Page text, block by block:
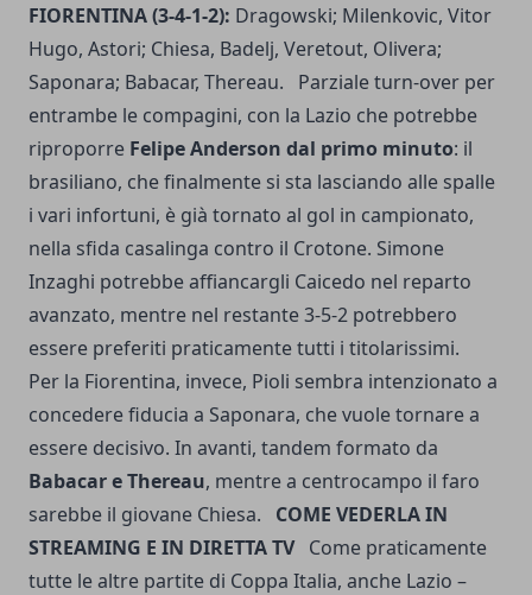
FIORENTINA (3-4-1-2): Dragowski; Milenkovic, Vitor
Hugo, Astori; Chiesa, Badelj, Veretout, Olivera;
Saponara; Babacar, Thereau. Parziale turn-over per
entrambe le compagini, con la Lazio che potrebbe
riproporre Felipe Anderson dal primo minuto: il
brasiliano, che finalmente si sta lasciando alle spalle
i vari infortuni, è già tornato al gol in campionato,
nella sfida casalinga contro il Crotone. Simone
Inzaghi potrebbe affiancargli Caicedo nel reparto
avanzato, mentre nel restante 3-5-2 potrebbero
essere preferiti praticamente tutti i titolarissimi.
Per la Fiorentina, invece, Pioli sembra intenzionato a
concedere fiducia a Saponara, che vuole tornare a
essere decisivo. In avanti, tandem formato da
Babacar e Thereau, mentre a centrocampo il faro
sarebbe il giovane Chiesa. COME VEDERLA IN
STREAMING E IN DIRETTA TVCome praticamente
tutte le altre partite di Coppa Italia, anche Lazio –